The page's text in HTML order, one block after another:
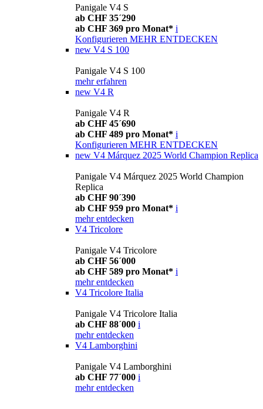
Panigale V4 S
ab CHF 35´290
ab CHF 369 pro Monat* i
Konfigurieren MEHR ENTDECKEN
new V4 S 100
Panigale V4 S 100
mehr erfahren
new V4 R
Panigale V4 R
ab CHF 45´690
ab CHF 489 pro Monat* i
Konfigurieren MEHR ENTDECKEN
new V4 Márquez 2025 World Champion Replica
Panigale V4 Márquez 2025 World Champion
Replica
ab CHF 90´390
ab CHF 959 pro Monat* i
mehr entdecken
V4 Tricolore
Panigale V4 Tricolore
ab CHF 56´000
ab CHF 589 pro Monat* i
mehr entdecken
V4 Tricolore Italia
Panigale V4 Tricolore Italia
ab CHF 88´000 i
mehr entdecken
V4 Lamborghini
Panigale V4 Lamborghini
ab CHF 77´000 i
mehr entdecken